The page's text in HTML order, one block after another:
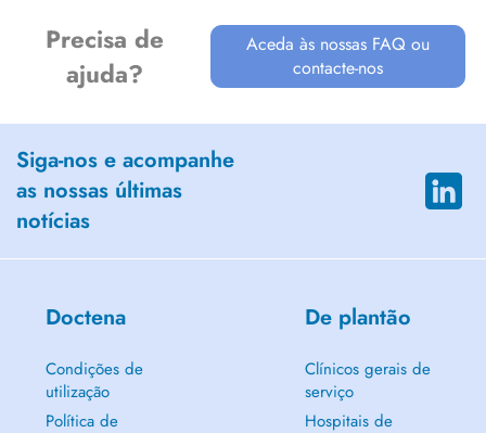
Precisa de
ajuda?
Aceda às nossas FAQ ou
contacte-nos
Siga-nos e acompanhe
as nossas últimas
notícias
Doctena
Condições de
utilização
Política de
De plantão
Clínicos gerais de
serviço
Hospitais de